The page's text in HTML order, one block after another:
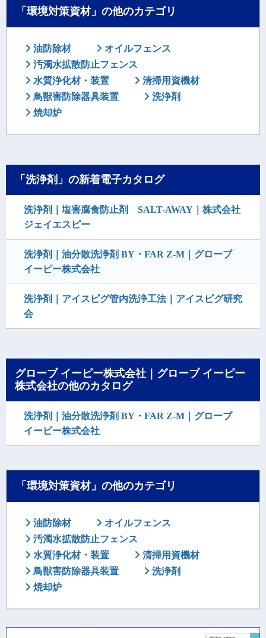
「環境対策資材」の他のカテゴリ
油防除材
オイルフェンス
汚濁水拡散防止フェンス
水質浄化材・装置
清掃用資機材
鳥獣害防除器具装置
洗浄剤
焼却炉
「洗浄剤」の新着電子カタログ
洗浄剤｜塩害腐食防止剤 SALT-AWAY｜株式会社
ジェイエスピー
洗浄剤｜油分散洗浄剤 BY・FAR Z-M｜グローブ
イーピー株式会社
洗浄剤｜アイスピグ管内洗浄工法｜アイスピグ研究
会
グローブ イーピー株式会社｜グローブ イーピー
株式会社の他のカタログ
洗浄剤｜油分散洗浄剤 BY・FAR Z-M｜グローブ
イーピー株式会社
「環境対策資材」の他のカテゴリ
油防除材
オイルフェンス
汚濁水拡散防止フェンス
水質浄化材・装置
清掃用資機材
鳥獣害防除器具装置
洗浄剤
焼却炉